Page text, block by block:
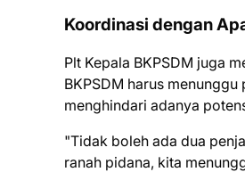
Koordinasi dengan
Plt Kepala BKPSDM juga
BKPSDM harus
menghindari adanya
"Tidak boleh ada dua
ranah pidana, kita